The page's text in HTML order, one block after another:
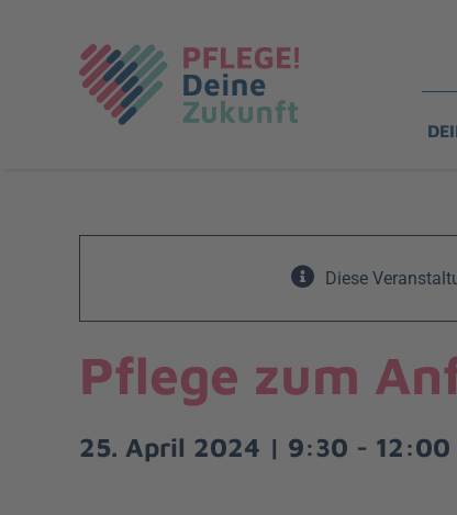
Diese
Pflege zum
25. April 2024 | 9:30 - 12:00